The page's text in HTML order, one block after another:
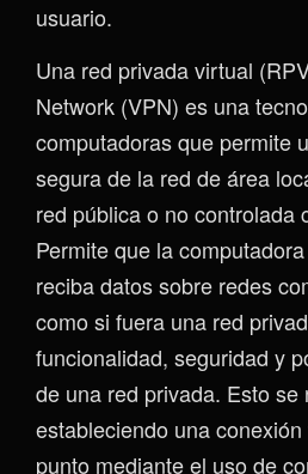
usuario.
Una red privada virtual
Network (VPN) es una
computadoras que permite
segura de la red de área
red pública o no controlada
Permite que la
reciba datos sobre redes
como si fuera una red
funcionalidad, seguridad y
de una red privada. Esto se
estableciendo una
punto mediante el uso de